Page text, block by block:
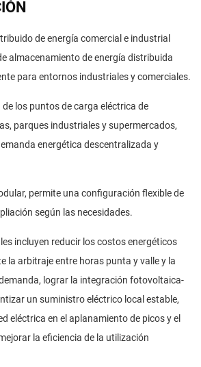
de energía comercial e industrial
almacenamiento de energía distribuida
para entornos industriales y comerciales.
los puntos de carga eléctrica de
parques industriales y supermercados,
energética descentralizada y
permite una configuración flexible de
según las necesidades.
incluyen reducir los costos energéticos
la arbitraje entre horas punta y valle y la
lograr la integración fotovoltaica-
un suministro eléctrico local estable,
eléctrica en el aplanamiento de picos y el
la eficiencia de la utilización